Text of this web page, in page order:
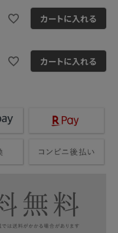
カートに入れる
カートに入れる